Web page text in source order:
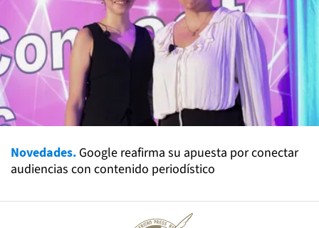
Novedades. Google reafirma su apuesta por conectar
audiencias con contenido periodístico